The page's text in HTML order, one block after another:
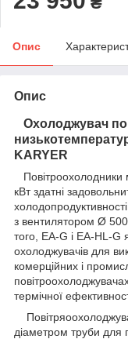
Опис
Опис
Охолоджувач
KARYER
Повітроохолодники
кВт здатні
з вентилятором Ø
того, EA-G і EA-HL-G
охолоджувачів для
комерційних і
термічної
діаметром труби для